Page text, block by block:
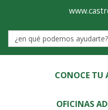
de
Castro-
UrdialesCONOCE TU
OFICINAS